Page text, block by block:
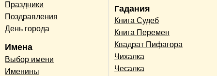
Праздники
Поздравления
День города
Имена
Выбор имени
Именины
Гадания
Книга Судеб
Книга Перемен
Квадрат Пифагора
Чихалка
Чесалка